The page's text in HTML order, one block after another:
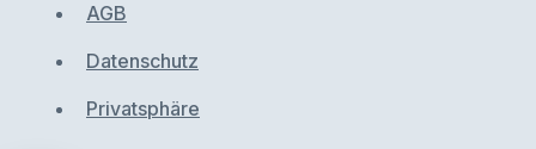
AGB
Datenschutz
Privatsphäre